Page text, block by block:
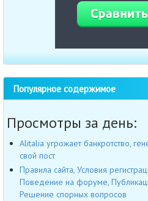
Популярное содержимое
Просмотры за день:
Alitalia угрожает банкротство,
свой пост
Правила сайта, Условия
Поведение на форуме,
Решение спорных вопросов